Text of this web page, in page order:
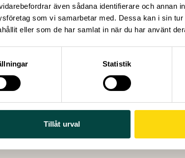
även sådana identifierare och annan
som vi samarbetar med. Dessa kan i sin
eller som de har samlat in när du har använt
Statistik
Tillåt urval
verksamhetsberättelse och årsredovisning
2019